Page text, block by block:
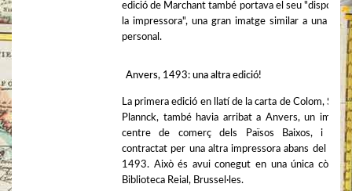
edició de Marchant també portava el seu "dispositiu
la impressora", una gran imatge similar a una
personal.
Anvers, 1493: una altra edició!
La primera edició en llatí de la carta de Colom,
Plannck, també havia arribat a Anvers, un
centre de comerç dels Països Baixos, i va
contractat per una altra impressora abans del final
1493. Això és avui conegut en una única còpia,
Biblioteca Reial, Brussel·les.